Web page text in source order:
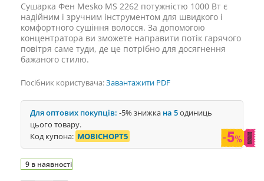
Сушарка Фен Mesko MS 2262 потужністю 1000 Вт є
надійним і зручним інструментом для швидкого і
комфортного сушіння волосся. За допомогою
концентратора ви зможете направити потік гарячого
повітря саме туди, де це потрібно для досягнення
бажаного стилю.
Посібник користувача:Завантажити PDF
Для оптових покупців: -5% знижка на 5одиниць
цього товару.
Код купона: MOBICHOPT5
9 в наявності